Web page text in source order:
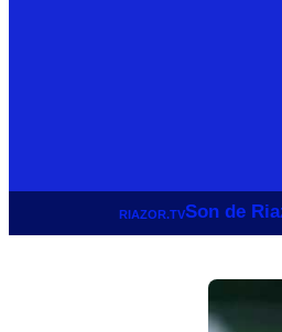
RIAZOR.TVSon de